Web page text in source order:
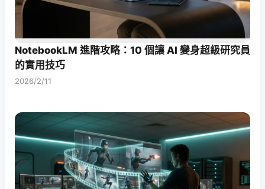
NotebookLM 進階攻略：10 個讓 AI 變身超級研究員
的實用技巧
2026/2/11